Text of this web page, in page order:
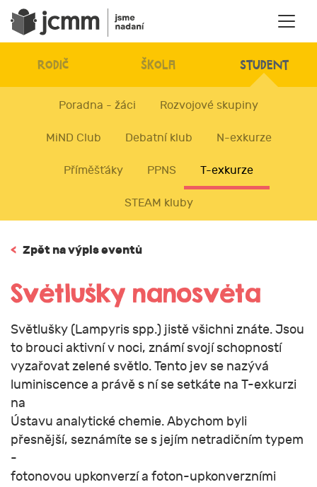
RODIČ ŠKOLA STUDENT
Poradna - žáci Rozvojové skupiny
MiND Club Debatní klub N-exkurze
Příměšťáky PPNS T-exkurze
STEAM kluby
< Zpět na výpis eventů
Světlušky nanosvěta
Světlušky (Lampyris spp.) jistě všichni znáte. Jsou
to brouci aktivní v noci, známí svojí schopností
vyzařovat zelené světlo. Tento jev se nazývá
luminiscence a právě s ní se setkáte na T-exkurzi
na
Ústavu analytické chemie. Abychom byli
přesnější, seznámíte se s jejím netradičním typem
-
fotonovou upkonverzí a foton-upkonverzními